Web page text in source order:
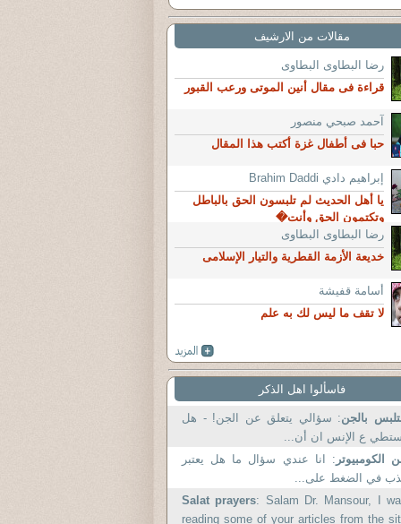
مقالات من الارشيف
رضا البطاوى البطاوى
قراءة فى مقال أنين الموتى ورعب القبور
آحمد صبحي منصور
حبا فى أطفال غزة أكتب هذا المقال
إبراهيم دادي Brahim Daddi
يا أهل الحديث لم تلبسون الحق بالباطل
وتكتمون الحق وأنت�
رضا البطاوى البطاوى
خديعة الأزمة القطرية والتيار الإسلامى
أسامة قفيشة
لا تقف ما ليس لك به علم
فاسألوا اهل الذكر
بالجن: سؤالي يتعلق عن الجن! - هل
ع الإنس ان أن...
الكومبيوتر : انا عندي سؤال ما هل يعتبر
في الضغط على...
Salat prayers: Salam Dr. Mansour, I
reading some of your articles from the